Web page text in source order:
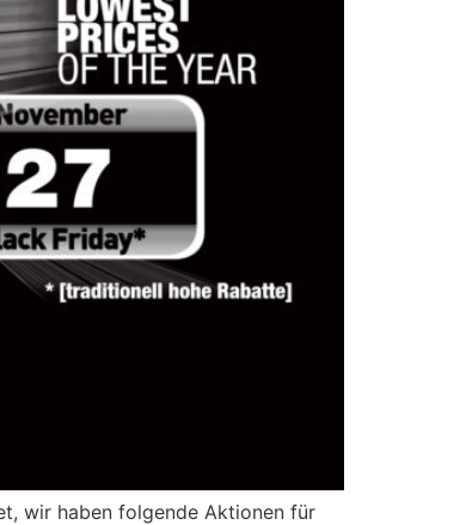
wir haben folgende Aktionen für